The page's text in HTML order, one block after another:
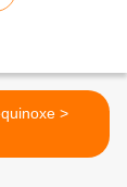
Marée d'équinoxe >